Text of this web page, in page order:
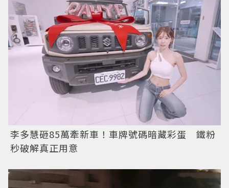
李多慧砸85萬牽新車！車牌號碼暗藏彩蛋 鐵粉
秒破解真正用意